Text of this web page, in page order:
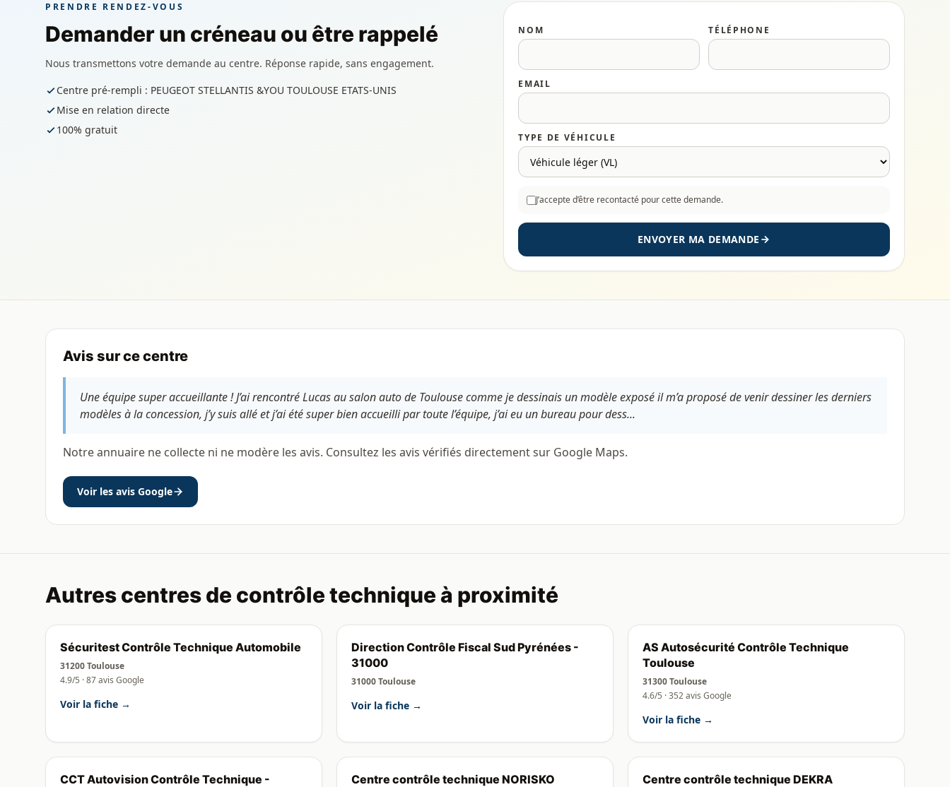
PRENDRE RENDEZ-VOUS
Demander un créneau ou être rappelé
Nous transmettons votre demande au centre. Réponse rapide, sans engagement.
Centre pré-rempli : PEUGEOT STELLANTIS &YOU TOULOUSE ETATS-UNIS
Mise en relation directe
100% gratuit
NOM TÉLÉPHONE
EMAIL
TYPE DE VÉHICULE
J’accepte d’être recontacté pour cette demande.
ENVOYER MA DEMANDE
Avis sur ce centre
Une équipe super accueillante ! J’ai rencontré Lucas au salon auto de Toulouse comme je dessinais un modèle exposé il m’a proposé de venir dessiner les derniers
modèles à la concession, j’y suis allé et j’ai été super bien accueilli par toute l’équipe, j’ai eu un bureau pour dess...
Notre annuaire ne collecte ni ne modère les avis. Consultez les avis vérifiés directement sur Google Maps.
Voir les avis Google
Autres centres de contrôle technique à proximité
Sécuritest Contrôle Technique Automobile
31200 Toulouse
4.9/5 · 87 avis Google
Voir la fiche →
Direction Contrôle Fiscal Sud Pyrénées -
31000
31000 Toulouse
Voir la fiche →
AS Autosécurité Contrôle Technique
Toulouse
31300 Toulouse
4.6/5 · 352 avis Google
Voir la fiche →
CCT Autovision Contrôle Technique -
Centre contrôle technique NORISKO Centre contrôle technique DEKRA